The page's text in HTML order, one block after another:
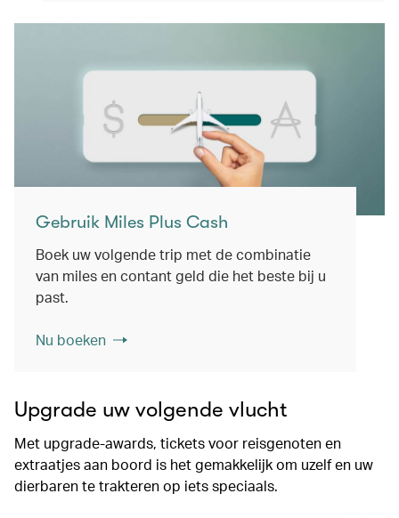
Gebruik Miles Plus Cash
Boek uw volgende trip met de combinatie
van miles en contant geld die het beste bij u
past.
Nu boeken
Upgrade uw volgende vlucht
Met upgrade-awards, tickets voor reisgenoten en
extraatjes aan boord is het gemakkelijk om uzelf en uw
dierbaren te trakteren op iets speciaals.